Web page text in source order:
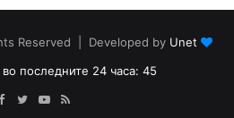
Reserved | Developed by Unet
во последните 24 часа: 45
Facebook
TwitterYouTube
RSS